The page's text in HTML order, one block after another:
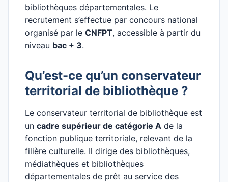
bibliothèques départementales. Le
recrutement s’effectue par concours national
organisé par le CNFPT, accessible à partir du
niveau bac + 3.
Qu’est-ce qu’un conservateur
territorial de bibliothèque ?
Le conservateur territorial de bibliothèque est
un cadre supérieur de catégorie A de la
fonction publique territoriale, relevant de la
filière culturelle. Il dirige des bibliothèques,
médiathèques et bibliothèques
départementales de prêt au service des